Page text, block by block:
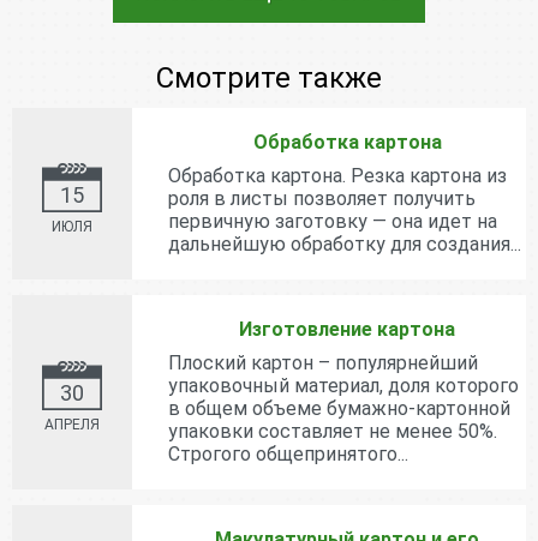
Смотрите также
15
ИЮЛЯ
Обработка картона
Обработка картона. Резка картона из
роля в листы позволяет получить
первичную заготовку — она идет на
дальнейшую обработку для создания...
30
АПРЕЛЯ
Изготовление картона
Плоский картон – популярнейший
упаковочный материал, доля которого
в общем объеме бумажно-картонной
упаковки составляет не менее 50%.
Строгого общепринятого...